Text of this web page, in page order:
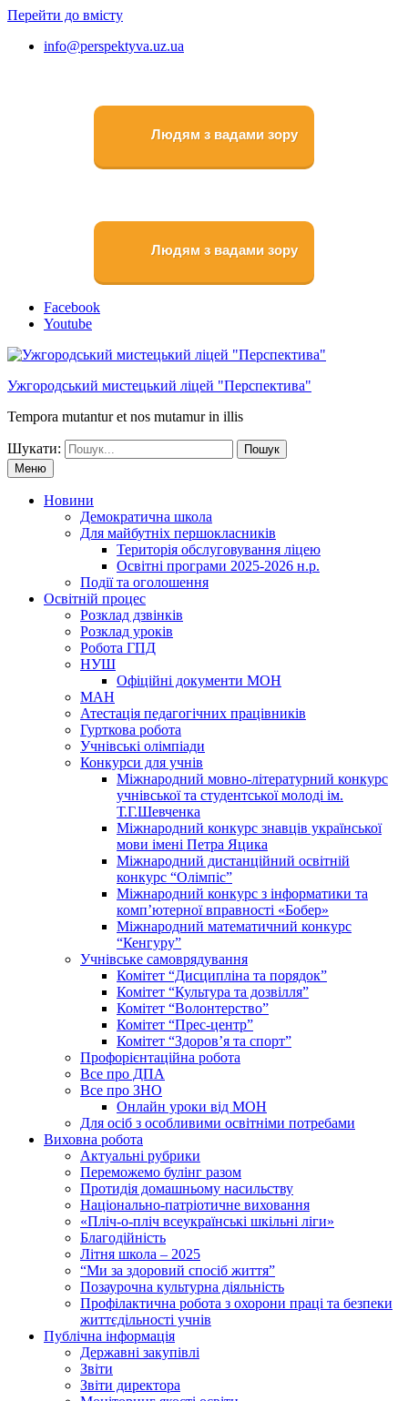
Перейти до вмісту
info@perspektyva.uz.ua
Людям з вадами зору
Людям з вадами зору
Faceboоk
Youtube
Ужгородський мистецький ліцей "Перспектива"
Tempora mutantur et nos mutamur in illis
Шукати:
Меню
Новини
Демократична школа
Для майбутніх першокласників
Територія обслуговування ліцею
Освітні програми 2025-2026 н.р.
Події та оголошення
Освітній процес
Розклад дзвінків
Розклад уроків
Робота ГПД
НУШ
Офіційні документи МОН
МАН
Атестація педагогічних працівників
Гурткова робота
Учнівські олімпіади
Конкурси для учнів
Мiжнародний мовно-літературний конкурс
учнiвської та студентської молодi iм.
Т.Г.Шевченка
Міжнародний конкурс знавців української
мови імені Петра Яцика
Міжнародний дистанційний освітній
конкурс “Олімпіс”
Міжнародний конкурс з інформатики та
комп’ютерної вправності «Бобер»
Міжнародний математичний конкурс
“Кенгуру”
Учнівське самоврядування
Комітет “Дисципліна та порядок”
Комітет “Культура та дозвілля”
Комітет “Волонтерство”
Комітет “Прес-центр”
Комітет “Здоров’я та спорт”
Профорієнтаційна робота
Все про ДПА
Все про ЗНО
Онлайн уроки від МОН
Для осіб з особливими освітніми потребами
Виховна робота
Актуальні рубрики
Переможемо булінг разом
Протидія домашньому насильству
Національно-патріотичне виховання
«Пліч-о-пліч всеукраїнські шкільні ліги»
Благодійність
Літня школа – 2025
“Ми за здоровий спосіб життя”
Позаурочна культурна діяльність
Профілактична робота з охорони праці та безпеки
життєдільності учнів
Публічна інформація
Державні закупівлі
Звіти
Звіти директора